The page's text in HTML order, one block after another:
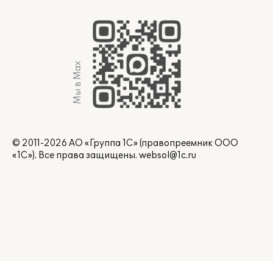
Мы в Max
© 2011-2026 АО «Группа 1С» (правопреемник ООО
«1С»). Все права защищены. websol@1c.ru